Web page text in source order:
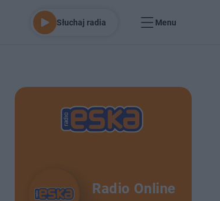
Słuchaj radia Menu
Radio Online